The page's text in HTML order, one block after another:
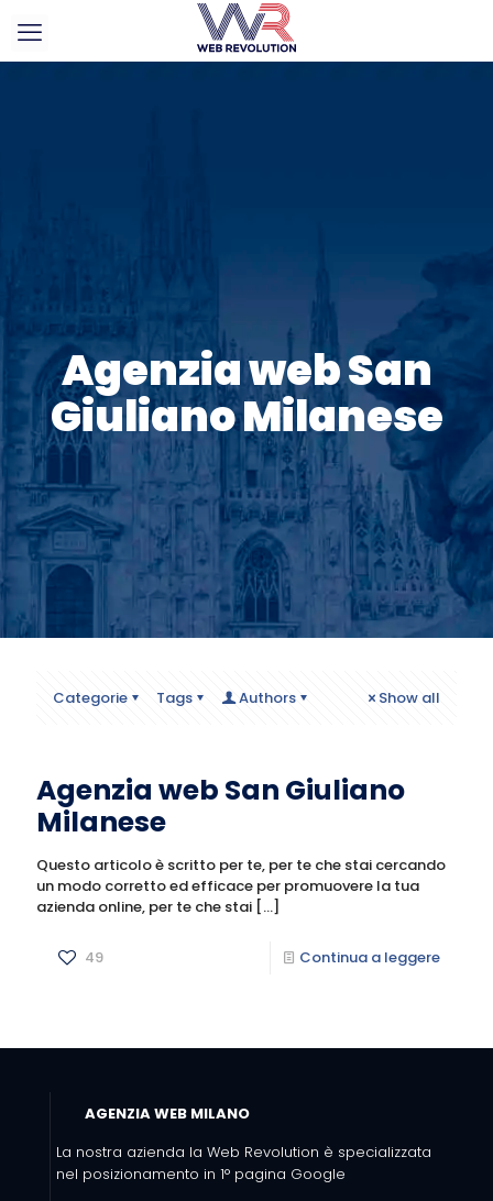
Agenzia web San
Giuliano Milanese
Categorie Tags Authors Show all
Agenzia web San Giuliano
Milanese
Questo articolo è scritto per te, per te che stai cercando
un modo corretto ed efficace per promuovere la tua
azienda online, per te che stai […]
49 Continua a leggere
AGENZIA WEB MILANO
La nostra azienda la Web Revolution è specializzata
nel posizionamento in 1° pagina Google